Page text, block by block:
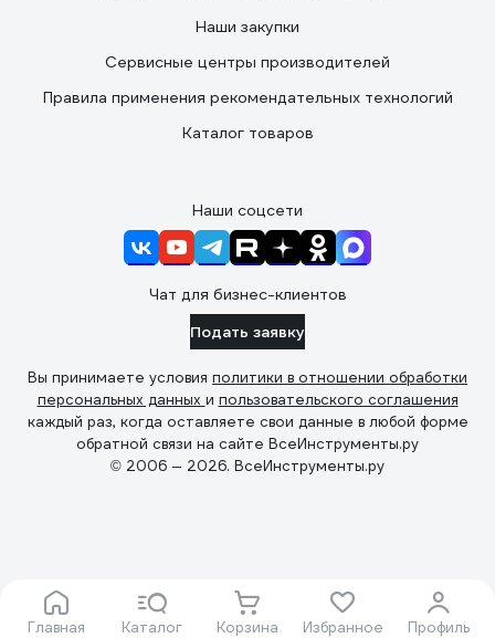
Главная Каталог Корзина Избранное Профиль
Наши закупки
Сервисные центры производителей
Правила применения рекомендательных технологий
Каталог товаров
Наши соцсети
Чат для бизнес-клиентов
Подать заявку
Вы принимаете условия политики в отношении обработки
персональных данных и пользовательского соглашения
каждый раз, когда оставляете свои данные в любой форме
обратной связи на сайте ВсеИнструменты.ру
© 2006 — 2026. ВсеИнструменты.ру